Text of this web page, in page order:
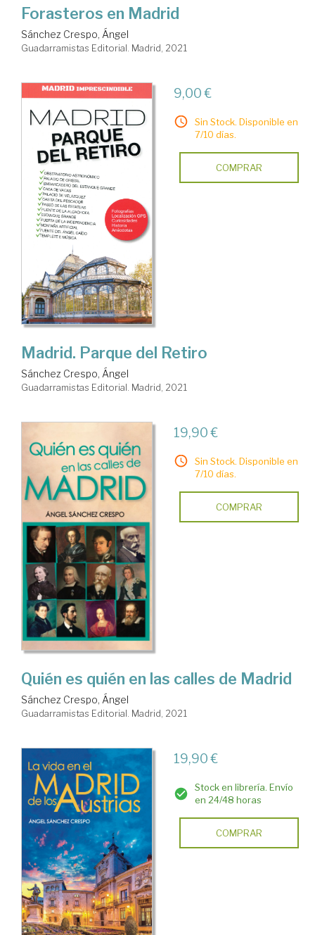
Forasteros en Madrid
Sánchez Crespo, Ángel
Guadarramistas Editorial. Madrid, 2021
9,00 €
Sin Stock. Disponible en
7/10 días.
COMPRAR
Madrid. Parque del Retiro
Sánchez Crespo, Ángel
Guadarramistas Editorial. Madrid, 2021
19,90 €
Sin Stock. Disponible en
7/10 días.
COMPRAR
Quién es quién en las calles de Madrid
Sánchez Crespo, Ángel
Guadarramistas Editorial. Madrid, 2021
19,90 €
Stock en librería. Envío
en 24/48 horas
COMPRAR